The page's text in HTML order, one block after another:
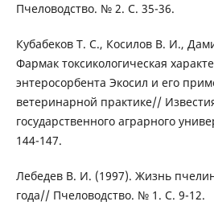
Пчеловодство. № 2. С. 35-36.
Кубабеков Т. С., Косилов В. И.,
Фармак токсикологическая
энтеросорбента Экосил и его
ветеринарной практике//
государственного аграрного
144-147.
Лебедев В. И. (1997). Жизнь
года// Пчеловодство. № 1. С. 9-12.